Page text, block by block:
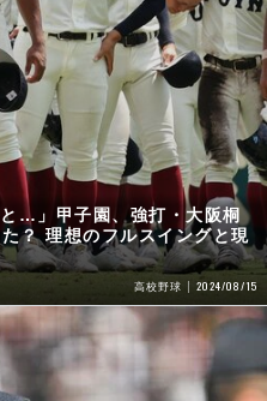
…」甲子園、強打・大阪桐
？ 理想のフルスイングと現
高校野球 2024/08/15